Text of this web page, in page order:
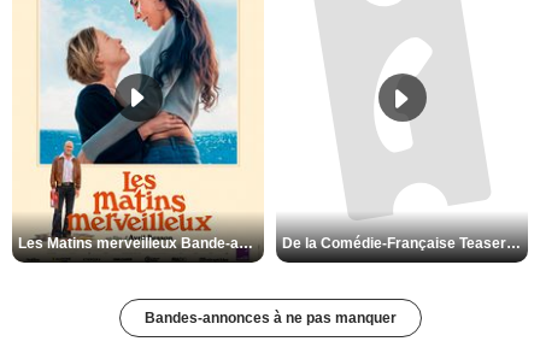
Les Matins merveilleux Bande-annonce VF De la Comédie-Française Teaser VF
Bandes-annonces à ne pas manquer